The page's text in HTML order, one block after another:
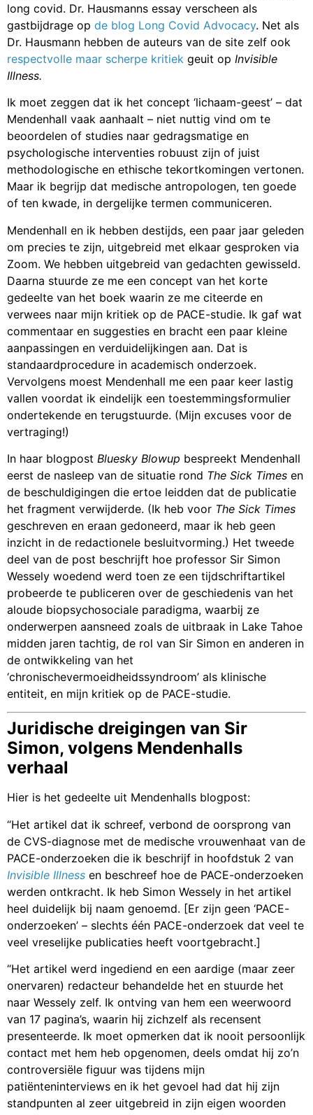
long covid. Dr. Hausmanns essay verscheen als
gastbijdrage op de blog Long Covid Advocacy. Net als
Dr. Hausmann hebben de auteurs van de site zelf ook
respectvolle maar scherpe kritiek geuit op Invisible
Illness.
Ik moet zeggen dat ik het concept ‘lichaam-geest’ – dat
Mendenhall vaak aanhaalt – niet nuttig vind om te
beoordelen of studies naar gedragsmatige en
psychologische interventies robuust zijn of juist
methodologische en ethische tekortkomingen vertonen.
Maar ik begrijp dat medische antropologen, ten goede
of ten kwade, in dergelijke termen communiceren.
Mendenhall en ik hebben destijds, een paar jaar geleden
om precies te zijn, uitgebreid met elkaar gesproken via
Zoom. We hebben uitgebreid van gedachten gewisseld.
Daarna stuurde ze me een concept van het korte
gedeelte van het boek waarin ze me citeerde en
verwees naar mijn kritiek op de PACE-studie. Ik gaf wat
commentaar en suggesties en bracht een paar kleine
aanpassingen en verduidelijkingen aan. Dat is
standaardprocedure in academisch onderzoek.
Vervolgens moest Mendenhall me een paar keer lastig
vallen voordat ik eindelijk een toestemmingsformulier
ondertekende en terugstuurde. (Mijn excuses voor de
vertraging!)
In haar blogpost Bluesky Blowup bespreekt Mendenhall
eerst de nasleep van de situatie rond The Sick Times en
de beschuldigingen die ertoe leidden dat de publicatie
het fragment verwijderde. (Ik heb voor The Sick Times
geschreven en eraan gedoneerd, maar ik heb geen
inzicht in de redactionele besluitvorming.) Het tweede
deel van de post beschrijft hoe professor Sir Simon
Wessely woedend werd toen ze een tijdschriftartikel
probeerde te publiceren over de geschiedenis van het
aloude biopsychosociale paradigma, waarbij ze
onderwerpen aansneed zoals de uitbraak in Lake Tahoe
midden jaren tachtig, de rol van Sir Simon en anderen in
de ontwikkeling van het
‘chronischevermoeidheidssyndroom’ als klinische
entiteit, en mijn kritiek op de PACE-studie.
Juridische dreigingen van Sir
Simon, volgens Mendenhalls
verhaal
Hier is het gedeelte uit Mendenhalls blogpost:
“Het artikel dat ik schreef, verbond de oorsprong van
de CVS-diagnose met de medische vrouwenhaat van de
PACE-onderzoeken die ik beschrijf in hoofdstuk 2 van
Invisible Illness en beschreef hoe de PACE-onderzoeken
werden ontkracht. Ik heb Simon Wessely in het artikel
heel duidelijk bij naam genoemd. [Er zijn geen ‘PACE-
onderzoeken’ – slechts één PACE-onderzoek dat veel te
veel vreselijke publicaties heeft voortgebracht.]
“Het artikel werd ingediend en een aardige (maar zeer
onervaren) redacteur behandelde het en stuurde het
naar Wessely zelf. Ik ontving van hem een weerwoord
van 17 pagina’s, waarin hij zichzelf als recensent
presenteerde. Ik moet opmerken dat ik nooit persoonlijk
contact met hem heb opgenomen, deels omdat hij zo’n
controversiële figuur was tijdens mijn
patiënteninterviews en ik het gevoel had dat hij zijn
standpunten al zeer uitgebreid in zijn eigen woorden